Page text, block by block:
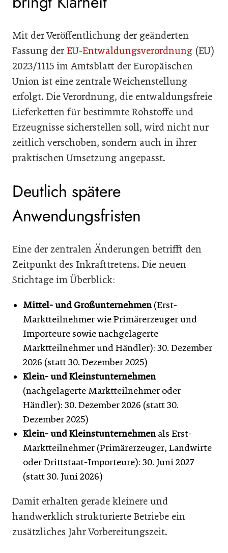
Mit der Veröffentlichung der geänderten
Fassung der EU-Entwaldungsverordnung (EU)
2023/1115 im Amtsblatt der Europäischen
Union ist eine zentrale Weichenstellung
erfolgt. Die Verordnung, die entwaldungsfreie
Lieferketten für bestimmte Rohstoffe und
Erzeugnisse sicherstellen soll, wird nicht nur
zeitlich verschoben, sondern auch in ihrer
praktischen Umsetzung angepasst.
Deutlich spätere
Anwendungsfristen
Eine der zentralen Änderungen betrifft den
Zeitpunkt des Inkrafttretens. Die neuen
Stichtage im Überblick:
Mittel- und Großunternehmen(Erst-
Marktteilnehmer wie Primärerzeuger und
Importeure sowie nachgelagerte
Marktteilnehmer und Händler): 30. Dezember
2026 (statt 30. Dezember 2025)
Klein- und Kleinstunternehmen
(nachgelagerte Marktteilnehmer oder
Händler): 30. Dezember 2026 (statt 30.
Dezember 2025)
Klein- und Kleinstunternehmenals Erst-
Marktteilnehmer (Primärerzeuger, Landwirte
oder Drittstaat-Importeure): 30. Juni 2027
(statt 30. Juni 2026)
Damit erhalten gerade kleinere und
handwerklich strukturierte Betriebe ein
zusätzliches Jahr Vorbereitungszeit.